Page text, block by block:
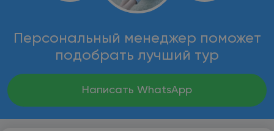
Персональный менеджер поможет
подобрать лучший тур
Написать WhatsApp